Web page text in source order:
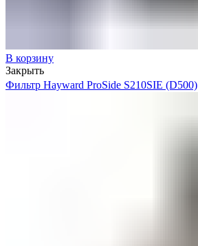
В корзину
Закрыть
Фильтр Hayward ProSide S210SIE (D500)